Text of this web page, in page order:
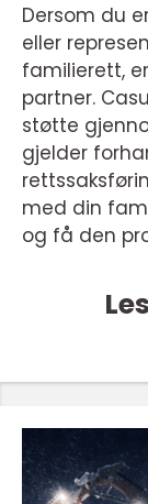
Dersom du
eller
familierett,
partner.
støtte
gjelder
med din
og få den